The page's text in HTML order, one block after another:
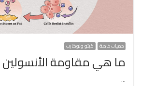
حميات خاصة كيتو ولوكارب
ما هي مقاومة الأنسولين
…